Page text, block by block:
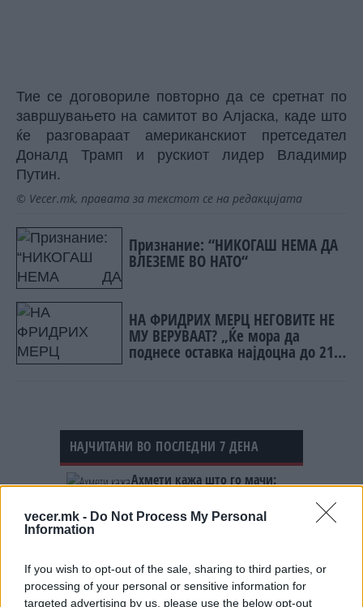
vecer.mk - Do Not Process My Personal
Information
If you wish to opt-out of the sale, sharing to third parties, or
processing of your personal or sensitive information for
targeted advertising by us, please use the below opt-out
Тие се договориле повторно да се сретнат по
завршувањето на самитот во Алјаска, каде што
ќе разговараат американскиот претседател
Доналд Трамп и рускиот лидер Владимир
Путин.
© Vecer.mk, правата за текстот се на редакцијата
Признание: “НИКОГАШ НЕМА ДА
ВЛЕЗЕМЕ ВО НАТО“
НА ФРИДРИХ МЕРЦ НЕГОВИТЕ НЕ
МУ ВЕРУВААТ? „Ќе мора да
поднесе оставка најдоцна до 21
НАЈЧИТАНИ ВО ПОСЛЕДНИ 7 ДЕНА
Ахмети кажа што го мачи:
ЗА ВОЕНИТЕ ЗЛОСТРОСТВА НА
УЧК...
ФОРМИРАН МАКЕДОНСКИОТ
НАЦИОНАЛЕН СОЈУЗ
ТЕЖОК ДЕН И ЈАВНО